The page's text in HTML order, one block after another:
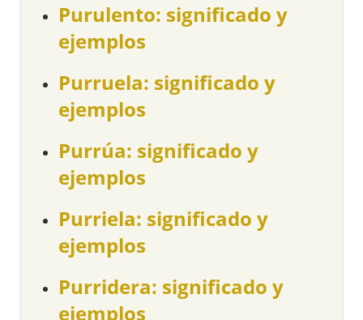
Purulento: significado y
ejemplos
Purruela: significado y
ejemplos
Purrúa: significado y
ejemplos
Purriela: significado y
ejemplos
Purridera: significado y
ejemplos